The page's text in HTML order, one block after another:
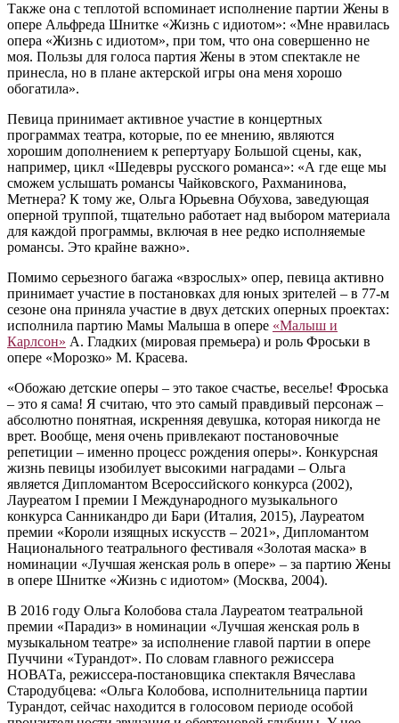
Также она с теплотой вспоминает исполнение партии Жены в
опере Альфреда Шнитке «Жизнь с идиотом»: «Мне нравилась
опера «Жизнь с идиотом», при том, что она совершенно не
моя. Пользы для голоса партия Жены в этом спектакле не
принесла, но в плане актерской игры она меня хорошо
обогатила».
Певица принимает активное участие в концертных
программах театра, которые, по ее мнению, являются
хорошим дополнением к репертуару Большой сцены, как,
например, цикл «Шедевры русского романса»: «А где еще мы
сможем услышать романсы Чайковского, Рахманинова,
Метнера? К тому же, Ольга Юрьевна Обухова, заведующая
оперной труппой, тщательно работает над выбором материала
для каждой программы, включая в нее редко исполняемые
романсы. Это крайне важно».
Помимо серьезного багажа «взрослых» опер, певица активно
принимает участие в постановках для юных зрителей – в 77-м
сезоне она приняла участие в двух детских оперных проектах:
исполнила партию Мамы Малыша в опере «Малыш и
Карлсон» А. Гладких (мировая премьера) и роль Фроськи в
опере «Морозко» М. Красева.
«Обожаю детские оперы – это такое счастье, веселье! Фроська
– это я сама! Я считаю, что это самый правдивый персонаж –
абсолютно понятная, искренняя девушка, которая никогда не
врет. Вообще, меня очень привлекают постановочные
репетиции – именно процесс рождения оперы». Конкурсная
жизнь певицы изобилует высокими наградами – Ольга
является Дипломантом Всероссийского конкурса (2002),
Лауреатом I премии I Международного музыкального
конкурса Санникандро ди Бари (Италия, 2015), Лауреатом
премии «Короли изящных искусств – 2021», Дипломантом
Национального театрального фестиваля «Золотая маска» в
номинации «Лучшая женская роль в опере» – за партию Жены
в опере Шнитке «Жизнь с идиотом» (Москва, 2004).
В 2016 году Ольга Колобова стала Лауреатом театральной
премии «Парадиз» в номинации «Лучшая женская роль в
музыкальном театре» за исполнение главой партии в опере
Пуччини «Турандот». По словам главного режиссера
НОВАТа, режиссера-постановщика спектакля Вячеслава
Стародубцева: «Ольга Колобова, исполнительница партии
Турандот, сейчас находится в голосовом периоде особой